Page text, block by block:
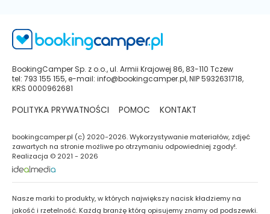
BookingCamper Sp. z o.o., ul. Armii Krajowej 86, 83-110 Tczew
tel: 793 155 155, e-mail: info@bookingcamper.pl, NIP 5932631718,
KRS 0000962681
POLITYKA PRYWATNOŚCI POMOC KONTAKT
bookingcamper.pl (c) 2020-2026. Wykorzystywanie materiałów, zdjęć
zawartych na stronie możliwe po otrzymaniu odpowiedniej zgody!.
Realizacja © 2021 - 2026
Nasze marki to produkty, w których największy nacisk kładziemy na
jakość i rzetelność. Każdą branżę którą opisujemy znamy od podszewki.